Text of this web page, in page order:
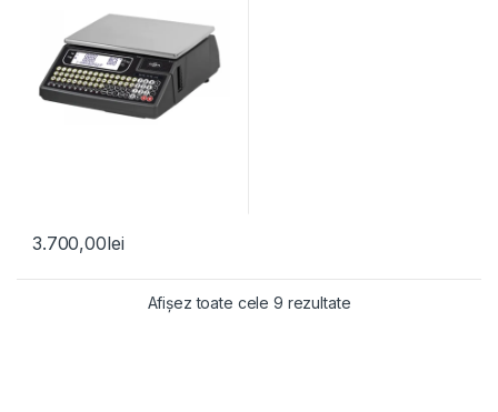
3.700,00lei
Afișez toate cele 9 rezultateSortat după cele